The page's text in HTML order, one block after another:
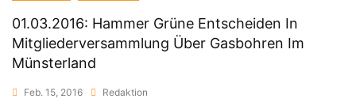
01.03.2016: Hammer Grüne Entscheiden In
Mitgliederversammlung Über Gasbohren Im
Münsterland
Feb. 15, 2016 Redaktion